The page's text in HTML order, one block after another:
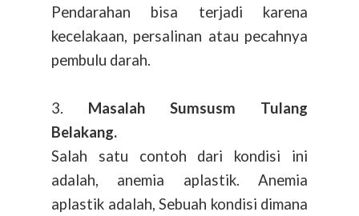
Pendarahan bisa terjadi karena
kecelakaan, persalinan atau pecahnya
pembulu darah.
3. Masalah Sumsusm Tulang
Belakang.
Salah satu contoh dari kondisi ini
adalah, anemia aplastik. Anemia
aplastik adalah, Sebuah kondisi dimana